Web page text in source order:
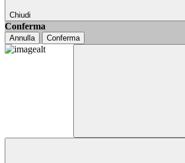
Chiudi
Conferma
Annulla Conferma